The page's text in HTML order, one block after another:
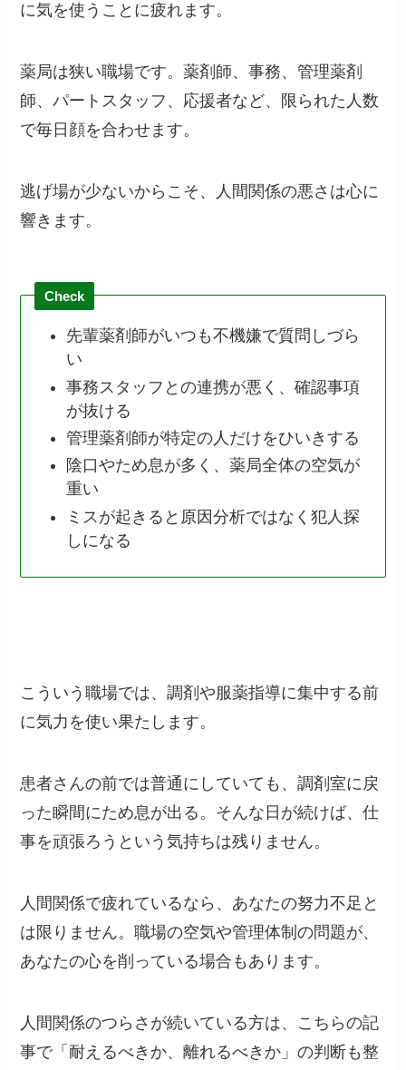
に気を使うことに疲れます。
薬局は狭い職場です。薬剤師、事務、管理薬剤
師、パートスタッフ、応援者など、限られた人数
で毎日顔を合わせます。
逃げ場が少ないからこそ、人間関係の悪さは心に
響きます。
Check
先輩薬剤師がいつも不機嫌で質問しづら
い
事務スタッフとの連携が悪く、確認事項
が抜ける
管理薬剤師が特定の人だけをひいきする
陰口やため息が多く、薬局全体の空気が
重い
ミスが起きると原因分析ではなく犯人探
しになる
こういう職場では、調剤や服薬指導に集中する前
に気力を使い果たします。
患者さんの前では普通にしていても、調剤室に戻
った瞬間にため息が出る。そんな日が続けば、仕
事を頑張ろうという気持ちは残りません。
人間関係で疲れているなら、あなたの努力不足と
は限りません。職場の空気や管理体制の問題が、
あなたの心を削っている場合もあります。
人間関係のつらさが続いている方は、こちらの記
事で「耐えるべきか、離れるべきか」の判断も整